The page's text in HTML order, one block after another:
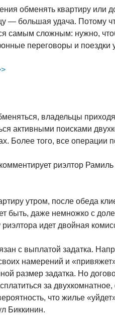
обменять квартиру
— большая удача. Потому
самым сложным: нужно,
переговоры и поездки
владельцы
активными поисками
Более того, все
риэлтор
утром, после обеда
быть, даже немножко с
идет двойная
с выплатой задатка.
намерений и
размер задатка. Но
за
что жилье
Биккинин.